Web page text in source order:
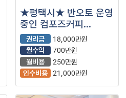
★평택시★ 반오토 운영
중인 컴포즈커피
매장입니다.
권리금
18,000만원
월수익
700만원
월비용
250만원
인수비용 21,000만원